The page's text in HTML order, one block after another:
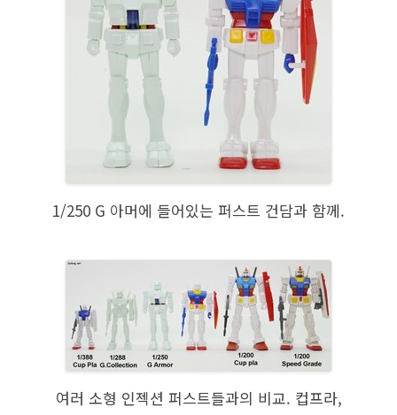
1/250 G 아머에 들어있는 퍼스트 건담과 함께.
여러 소형 인젝션 퍼스트들과의 비교. 컵프라,